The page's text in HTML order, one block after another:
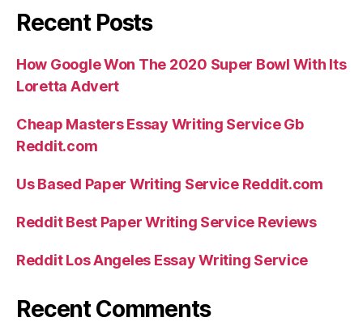
Recent Posts
How Google Won The 2020 Super Bowl With Its
Loretta Advert
Cheap Masters Essay Writing Service Gb
Reddit.com
Us Based Paper Writing Service Reddit.com
Reddit Best Paper Writing Service Reviews
Reddit Los Angeles Essay Writing Service
Recent Comments